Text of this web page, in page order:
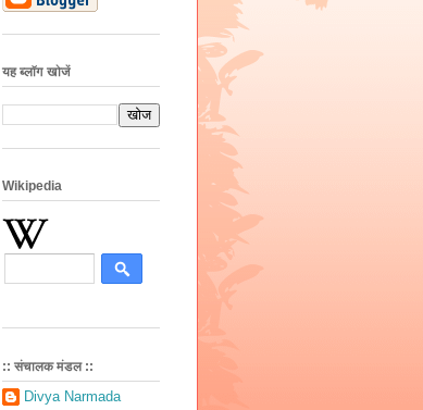
यह ब्लॉग खोजें
Wikipedia
:: संचालक मंडल ::
Divya Narmada